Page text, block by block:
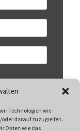
Technologien wie
darauf zuzugreifen.
Daten wie das